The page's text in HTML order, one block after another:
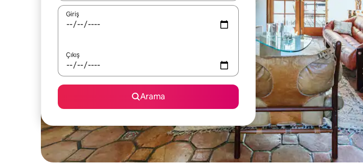
Giriş
Çıkış
Arama